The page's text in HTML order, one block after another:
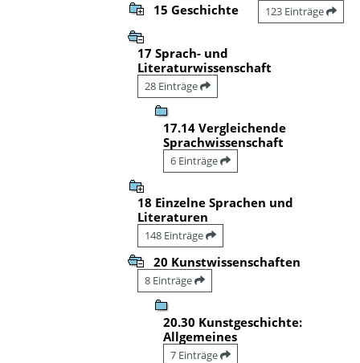
15 Geschichte 123 Einträge
17 Sprach- und
Literaturwissenschaft
28 Einträge
17.14 Vergleichende
Sprachwissenschaft
6 Einträge
18 Einzelne Sprachen und
Literaturen
148 Einträge
20 Kunstwissenschaften
8 Einträge
20.30 Kunstgeschichte:
Allgemeines
7 Einträge